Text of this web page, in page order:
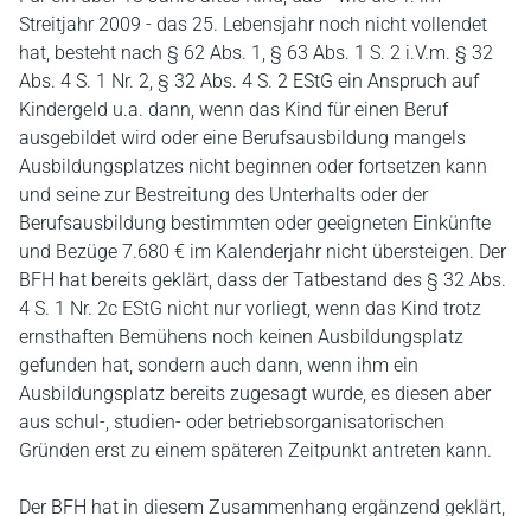
Streitjahr 2009 - das 25. Lebensjahr noch nicht vollendet
hat, besteht nach § 62 Abs. 1, § 63 Abs. 1 S. 2 i.V.m. § 32
Abs. 4 S. 1 Nr. 2, § 32 Abs. 4 S. 2 EStG ein Anspruch auf
Kindergeld u.a. dann, wenn das Kind für einen Beruf
ausgebildet wird oder eine Berufsausbildung mangels
Ausbildungsplatzes nicht beginnen oder fortsetzen kann
und seine zur Bestreitung des Unterhalts oder der
Berufsausbildung bestimmten oder geeigneten Einkünfte
und Bezüge 7.680 € im Kalenderjahr nicht übersteigen. Der
BFH hat bereits geklärt, dass der Tatbestand des § 32 Abs.
4 S. 1 Nr. 2c EStG nicht nur vorliegt, wenn das Kind trotz
ernsthaften Bemühens noch keinen Ausbildungsplatz
gefunden hat, sondern auch dann, wenn ihm ein
Ausbildungsplatz bereits zugesagt wurde, es diesen aber
aus schul-, studien- oder betriebsorganisatorischen
Gründen erst zu einem späteren Zeitpunkt antreten kann.
Der BFH hat in diesem Zusammenhang ergänzend geklärt,